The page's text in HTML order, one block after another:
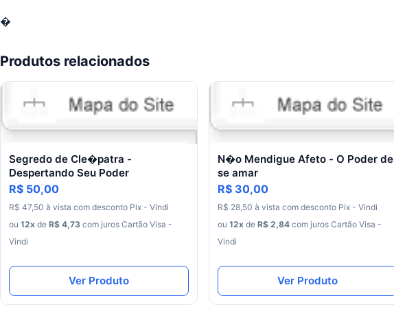
�
Produtos relacionados
Segredo de Cle�patra -
Despertando Seu Poder
R$ 50,00
R$ 47,50 à vista com desconto Pix - Vindi
ou 12x de R$ 4,73 com juros Cartão Visa -
Vindi
Ver Produto
N�o Mendigue Afeto - O Poder de
se amar
R$ 30,00
R$ 28,50 à vista com desconto Pix - Vindi
ou 12x de R$ 2,84 com juros Cartão Visa -
Vindi
Ver Produto